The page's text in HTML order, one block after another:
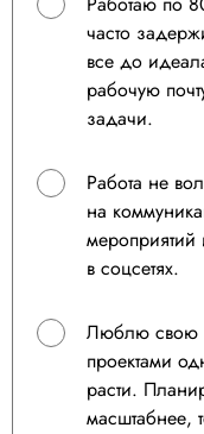
часто
все до
рабочую
задачи.
Работа не
на
в соцсетях.
Люблю свою
проектами
расти.
масштабнее,